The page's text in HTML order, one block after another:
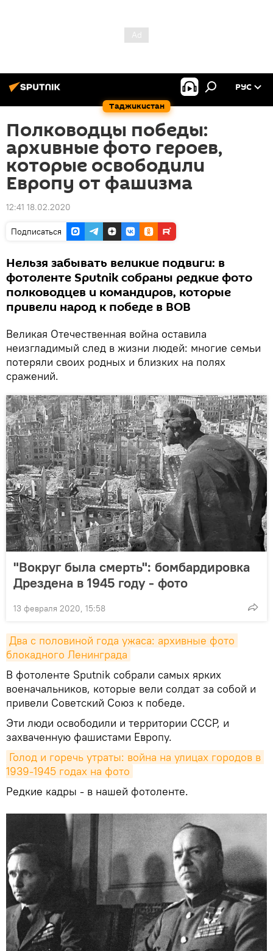
Таджикистан
РУС
Полководцы победы:
архивные фото героев,
которые освободили
Европу от фашизма
12:41 18.02.2020
Подписаться
Нельзя забывать великие подвиги: в
фотоленте Sputnik собраны редкие фото
полководцев и командиров, которые
привели народ к победе в ВОВ
Великая Отечественная война оставила
неизгладимый след в жизни людей: многие семьи
потеряли своих родных и близких на полях
сражений.
"Вокруг была смерть": бомбардировка
Дрездена в 1945 году - фото
13 февраля 2020, 15:58
Два с половиной года ужаса: архивные фото
блокадного Ленинграда
В фотоленте Sputnik собрали самых ярких
военачальников, которые вели солдат за собой и
привели Советский Союз к победе.
Эти люди освободили и территории СССР, и
захваченную фашистами Европу.
Голод и горечь утраты: война на улицах городов в
1939-1945 годах на фото
Редкие кадры - в нашей фотоленте.